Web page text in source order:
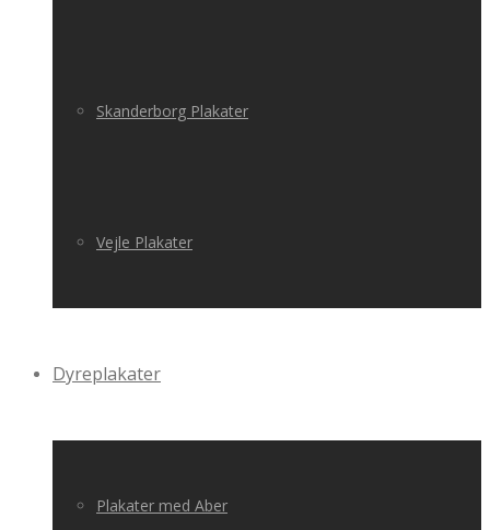
Skanderborg Plakater
Vejle Plakater
Dyreplakater
Plakater med Aber